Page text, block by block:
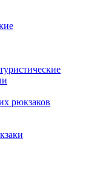
рюкзаков